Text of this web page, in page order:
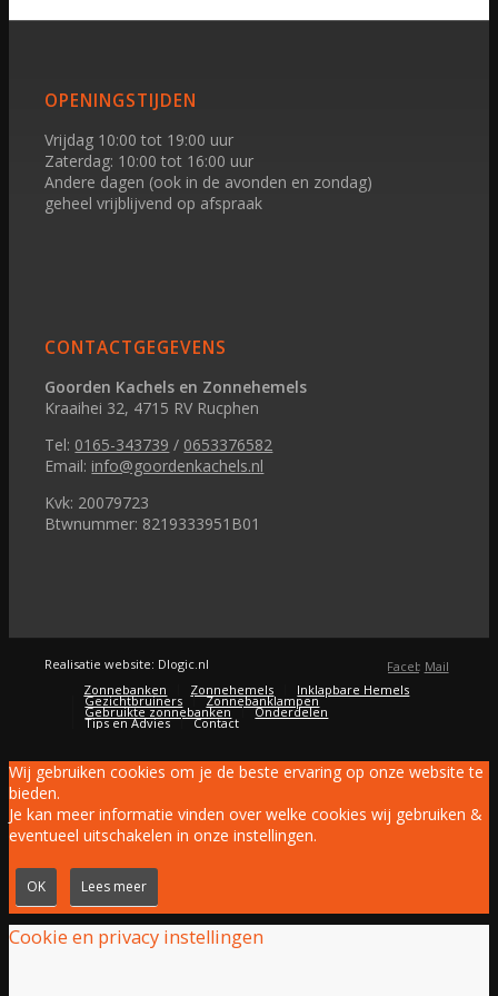
OPENINGSTIJDEN
Vrijdag 10:00 tot 19:00 uur
Zaterdag: 10:00 tot 16:00 uur
Andere dagen (ook in de avonden en zondag)
geheel vrijblijvend op afspraak
CONTACTGEGEVENS
Goorden Kachels en Zonnehemels
Kraaihei 32, 4715 RV Rucphen
Tel: 0165-343739 / 0653376582
Email: info@goordenkachels.nl
Kvk: 20079723
Btwnummer: 8219333951B01
Realisatie website: Dlogic.nl Facebook
Mail
Zonnebanken
Zonnehemels Inklapbare Hemels
Gezichtbruiners Zonnebanklampen
Gebruikte zonnebanken Onderdelen
Tips en Advies Contact
Wij gebruiken cookies om je de beste ervaring op onze website te
bieden.
Je kan meer informatie vinden over welke cookies wij gebruiken &
eventueel uitschakelen in onze instellingen.
OK Lees meer
Cookie en privacy instellingen